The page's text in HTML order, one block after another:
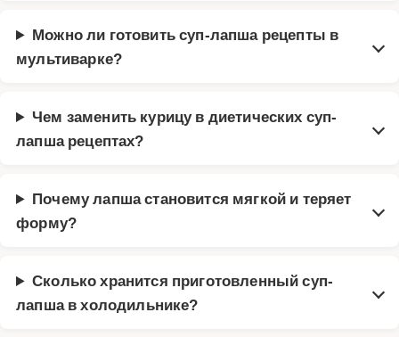
Можно ли готовить суп-лапша рецепты в
мультиварке?
Чем заменить курицу в диетических суп-
лапша рецептах?
Почему лапша становится мягкой и теряет
форму?
Сколько хранится приготовленный суп-
лапша в холодильнике?